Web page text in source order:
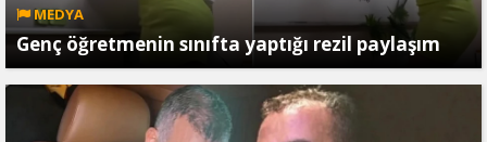
MEDYA
Genç öğretmenin sınıfta yaptığı rezil paylaşım